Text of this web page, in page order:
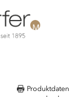
Produktdaten